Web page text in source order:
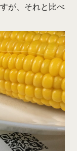
が、それと比べ